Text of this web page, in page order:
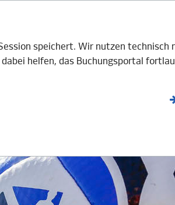
speichert. Wir nutzen
helfen, das Buchungsportal